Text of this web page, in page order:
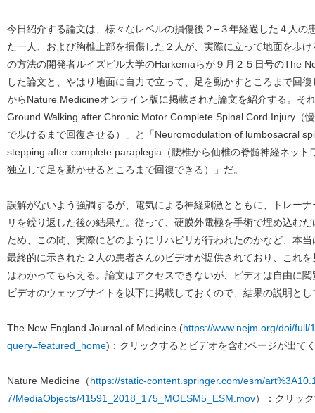
今日紹介する論文は、様々なレベルの損傷後２−３年経過した４人の
た一人、および胸椎上部を損傷した２人が、実際に立って地面を歩
の方法の開発者ルイズビル大学のHarkemaらが９月２５日号のThe
した論文と、やはり地面に自力で立って、足を動かすところまで回
からNature Medicineオンライン版に掲載された論文を紹介する。そ
Ground Walking after Chronic Motor Complete Spinal Cord Injury（
で歩けるまで回復させる）」と「Neuromodulation of lumbosacral
stepping after complete paraplegia（腰椎から仙椎の脊髄神経ネット
独立して足を動かせるところまで回復できる）」だ。
誤解がないよう強調するが、電気による神経刺激とともに、トレー
リを繰り返した後の結果だ。従って、硬膜外電極を手術で埋め込む
ため、この間、実際にどのようにリハビリが行われたのかなど、本
最終的に示された２人の患者さんのビデオが提供されており、これ
はわかってもらえる。論文はアクセスできないが、ビデオは自由に
ビデオのウェッブサイトを以下に掲載しておくので、結果の説明と
The New England Journal of Medicine (https://www.nejm.org/doi/
query=featured_home)：クリックするとビデオを含むページが出て
Nature Medicine（https://static-content.springer.com/esm/
7/MediaObjects/41591_2018_175_MOESM5_ESM.mov）：クリッ